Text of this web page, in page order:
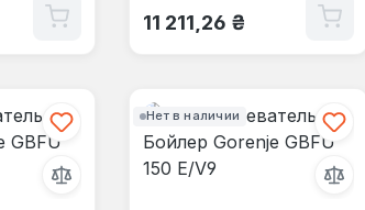
Обычная цена:
11 211,26 ₴
Нет в наличии